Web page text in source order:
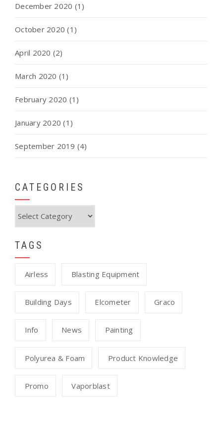
December 2020 (1)
October 2020 (1)
April 2020 (2)
March 2020 (1)
February 2020 (1)
January 2020 (1)
September 2019 (4)
CATEGORIES
TAGS
Airless Blasting Equipment
Building Days Elcometer Graco
Info News Painting
Polyurea & Foam Product Knowledge
Promo Vaporblast